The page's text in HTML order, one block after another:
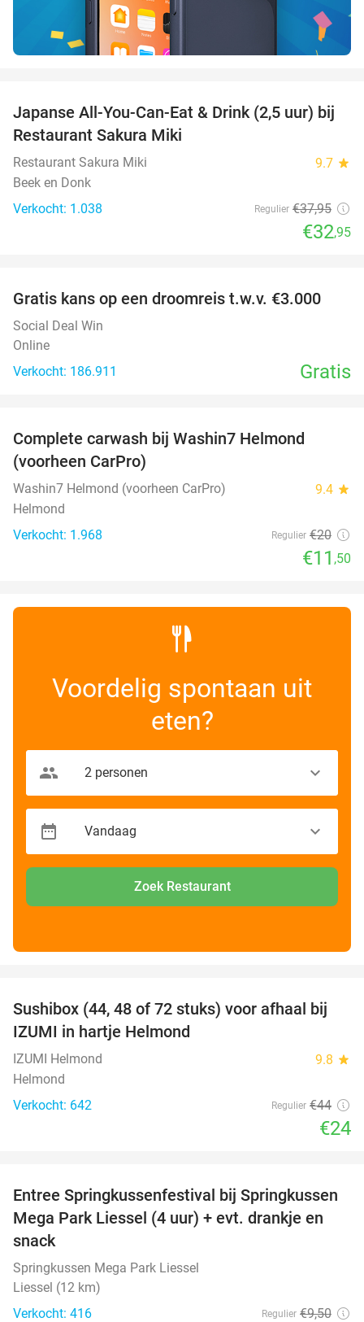
13%
Japanse All-You-Can-Eat & Drink (2,5 uur) bij
Restaurant Sakura Miki
Restaurant Sakura Miki 9.7 star
Beek en Donk
Verkocht: 1.038
Regulier €37,95
€32,95
Gratis kans op een droomreis t.w.v. €3.000
Social Deal Win
Online
Verkocht: 186.911
Gratis
Complete carwash bij Washin7 Helmond
(voorheen CarPro)
Washin7 Helmond (voorheen CarPro) 9.4 star
Helmond
Verkocht: 1.968
Regulier €20
€11 ,50
Voordelig spontaan uit
eten?
Zoek Restaurant
45%
Sushibox (44, 48 of 72 stuks) voor afhaal bij
IZUMI in hartje Helmond
IZUMI Helmond 9.8 star
Helmond
Verkocht: 642
Regulier €44
€24
53%
Entree Springkussenfestival bij Springkussen
Mega Park Liessel (4 uur) + evt. drankje en
snack
Springkussen Mega Park Liessel
Liessel (12 km)
Verkocht: 416
Regulier €9,50